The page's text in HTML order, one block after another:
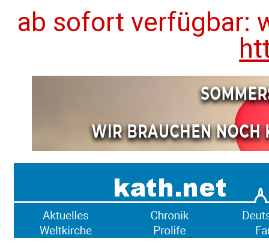
ab sofort verfügbar: